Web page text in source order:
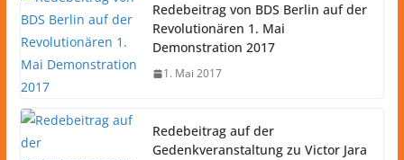
Redebeitrag von BDS Berlin auf der
Revolutionären 1. Mai
Demonstration 2017
1. Mai 2017
Redebeitrag auf der
Gedenkveranstaltung zu Victor Jara